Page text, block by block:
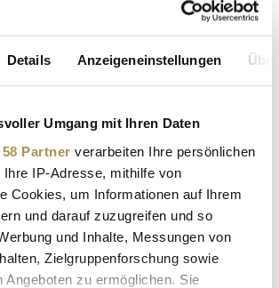
Details Anzeigeneinstellungen
Umgang mit Ihren Daten
Partner verarbeiten Ihre persönlichen
IP-Adresse, mithilfe von
Cookies, um Informationen auf Ihrem
und darauf zuzugreifen und so
und Inhalte, Messungen von
Zielgruppenforschung sowie
Angeboten zu ermöglichen. Sie